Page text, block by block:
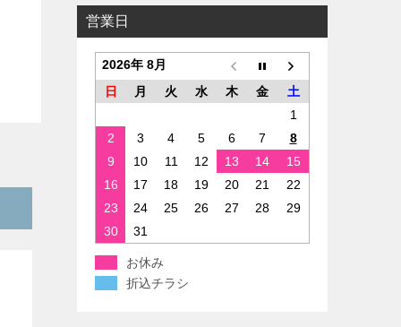
営業日
2026年 8月
日
月 火 水 木 金
土
1
2
3 4 5 6 7
8
9
10 11 12 13 14
15
16
17 18 19 20 21
22
23
24 25 26 27 28
29
30
31
お休み
折込チラシ